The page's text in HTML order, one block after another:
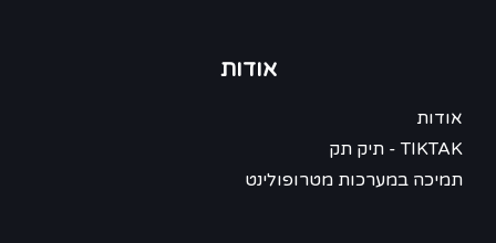
אודות
אודות
TIKTAK - תיק תק
תמיכה במערכות מטרופולינט